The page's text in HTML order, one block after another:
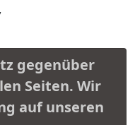
gegenüber
Seiten. Wir
auf unseren